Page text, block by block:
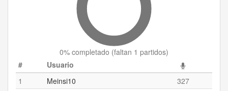
0% completado (faltan 1 partidos)
#
Usuario
1
Meinsi10
327